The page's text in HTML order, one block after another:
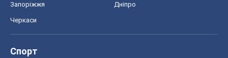
Запоріжжя Дніпро
Черкаси
Спорт